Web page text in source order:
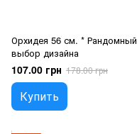
Орхидея 56 см. * Рандомный
выбор дизайна
107.00 грн 178.00 грн
Купить